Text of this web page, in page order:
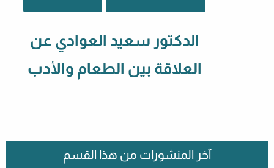
الدكتور سعيد العوادي عن
العلاقة بين الطعام والأدب
آخر المنشورات من هذا القسم